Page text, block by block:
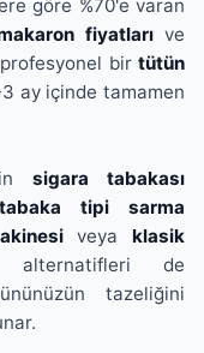
göre %70'e varan
fiyatlarıve
bir tütün
ay içinde tamamen
sigara tabakası
tabaka tipi sarma
veya klasik
de
tazeliğini